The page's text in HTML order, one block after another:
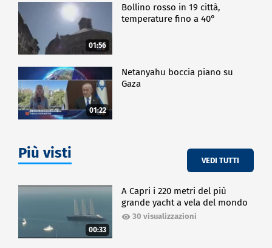
01:56
Bollino rosso in 19 città,
temperature fino a 40°
01:22
Netanyahu boccia piano su
Gaza
Più visti VEDI TUTTI
00:33
A Capri i 220 metri del più
grande yacht a vela del mondo
30 visualizzazioni